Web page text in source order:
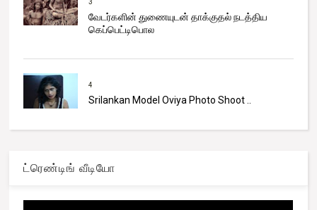
வேடர்களின் துணையுடன் தாக்குதல் நடத்திய
கெப்பெட்டிபொல
4
Srilankan Model Oviya Photo Shoot ..
ட்ரெண்டிங் வீடியோ